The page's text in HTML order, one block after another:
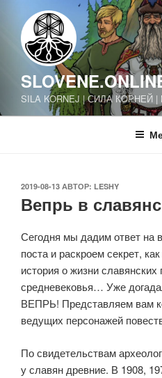
содержимому
SILA KORNEJ | СИЛА КОРНЕЙ |
ОПУБЛИКОВАНО
2019-08-13 АВТОР: LESHY
Вепрь в
Сегодня мы дадим ответ на
поста и раскроем секрет,
история о жизни славянских
средневековья… Уже
ВЕПРЬ! Представляем вам
ведущих персонажей
По свидетельствам
у славян древние. В 1908,